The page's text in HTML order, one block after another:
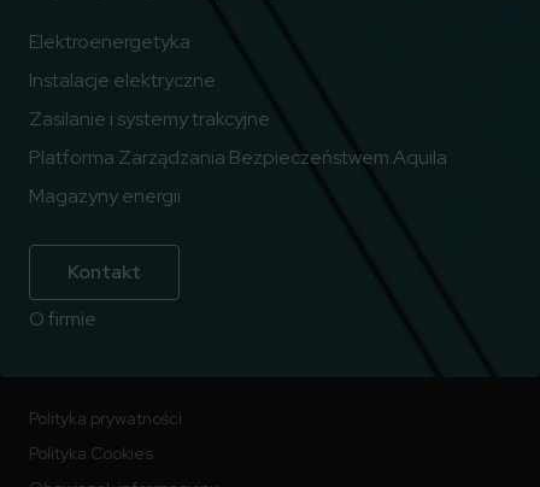
Elektroenergetyka
Instalacje elektryczne
Zasilanie i systemy trakcyjne
Platforma Zarządzania Bezpieczeństwem Aquila
Magazyny energii
Kontakt
O firmie
Polityka prywatności
Polityka Cookies